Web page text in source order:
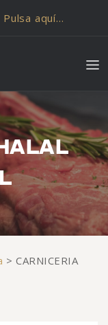
Pulsa aquí…
>CARNICERIA